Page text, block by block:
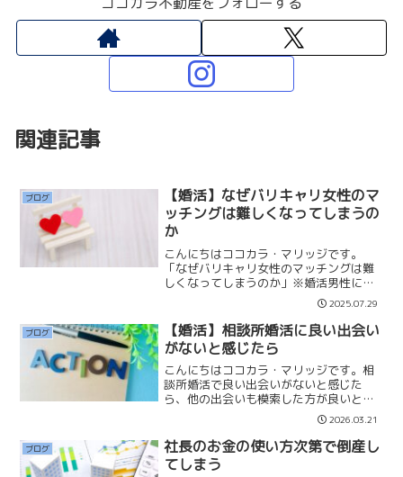
関連記事
ブログ
【婚活】なぜバリキャリ女性のマ
ッチングは難しくなってしまうの
か
こんにちはココカラ・マリッジです。
「なぜバリキャリ女性のマッチングは難
しくなってしまうのか」※婚活男性にと
って不快な内容になっているかもしれま
せんのでご了承ください。今回は年収
1,000万円を超えてくるようなバリキャ
リの婚活女性について話し...
2025.07.29
ブログ
【婚活】相談所婚活に良い出会い
がないと感じたら
こんにちはココカラ・マリッジです。相
談所婚活で良い出会いがないと感じた
ら、他の出会いも模索した方が良いと考
えています。マッチングアプリ、職場や
取引先での出会い、知人の紹介など、ど
の出会いにも積極的に参加していくこと
です。「相談所には良い人が...
2026.03.21
ブログ
社長のお金の使い方次第で倒産し
てしまう